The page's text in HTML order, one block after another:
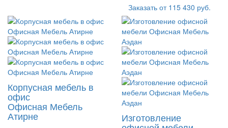
Заказать от 115 430 руб.
Корпусная мебель в
офис
Офисная Мебель
Атирне Изготовление